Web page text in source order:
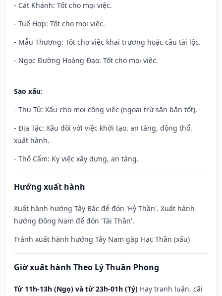
- Cát Khánh: Tốt cho mọi việc.
- Tuế Hợp: Tốt cho mọi việc.
- Mẫu Thương: Tốt cho việc khai trương hoặc cầu tài lộc.
- Ngọc Đường Hoàng Đạo: Tốt cho mọi việc.
Sao xấu:
- Thụ Tử: Xấu cho mọi công việc (ngoại trừ săn bắn tốt).
- Địa Tặc: Xấu đối với việc khởi tạo, an táng, động thổ,
xuất hành.
- Thổ Cẩm: Kỵ việc xây dựng, an táng.
Hướng xuất hành
Xuất hành hướng Tây Bắc để đón 'Hỷ Thần'. Xuất hành
hướng Đông Nam để đón 'Tài Thần'.
Tránh xuất hành hướng Tây Nam gặp Hạc Thần (xấu)
Giờ xuất hành Theo Lý Thuần Phong
Từ 11h-13h (Ngọ) và từ 23h-01h (Tý) Hay tranh luận, cãi